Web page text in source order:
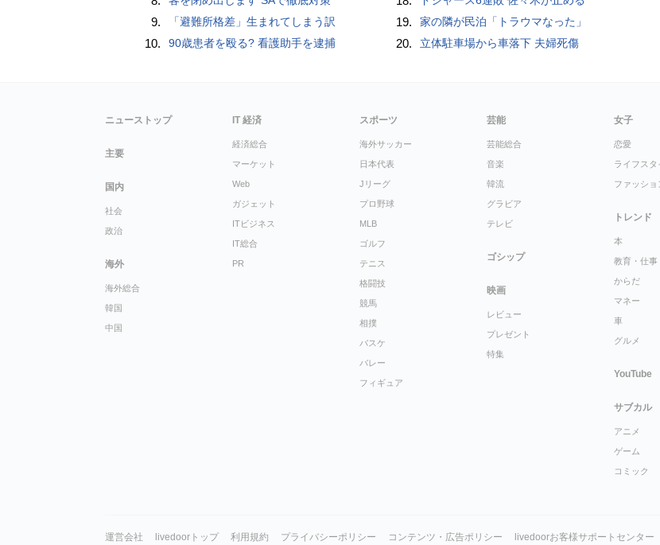
9. 「避難所格差」生まれてしまう訳
10. 90歳患者を殴る? 看護助手を逮捕
19. 家の隣が民泊「トラウマなった」
20. 立体駐車場から車落下 夫婦死傷
ニューストップ
主要
国内
社会
政治
海外
海外総合
韓国
中国
IT 経済
経済総合
マーケット
Web
ガジェット
ITビジネス
IT総合
PR
スポーツ
海外サッカー
日本代表
Jリーグ
プロ野球
MLB
ゴルフ
テニス
格闘技
競馬
相撲
バスケ
バレー
フィギュア
芸能
芸能総合
音楽
韓流
グラビア
テレビ
ゴシップ
映画
レビュー
プレゼント
特集
女子
恋愛
ライフスタ
ファッショ
トレンド
本
教育・仕事
からだ
マネー
車
グルメ
YouTube
サブカル
アニメ
ゲーム
コミック
運営会社 livedoorトップ 利用規約 プライバシーポリシー コンテンツ・広告ポリシー livedoorお客様サポートセンター